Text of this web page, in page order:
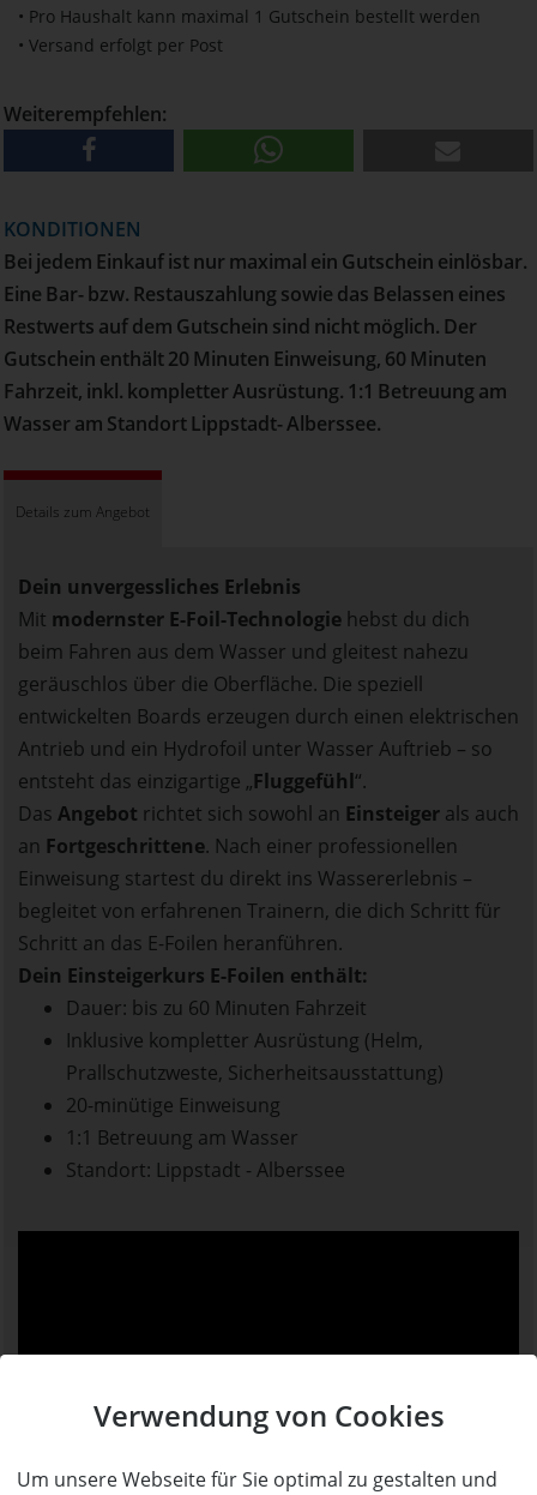
Verwendung von Cookies
Um unsere Webseite für Sie optimal zu gestalten und
• Pro Haushalt kann maximal 1 Gutschein bestellt werden
• Versand erfolgt per Post
Weiterempfehlen:
KONDITIONEN
Bei jedem Einkauf ist nur maximal ein Gutschein einlösbar.
Eine Bar- bzw. Restauszahlung sowie das Belassen eines
Restwerts auf dem Gutschein sind nicht möglich. Der
Gutschein enthält 20 Minuten Einweisung, 60 Minuten
Fahrzeit, inkl. kompletter Ausrüstung. 1:1 Betreuung am
Wasser am Standort Lippstadt- Alberssee.
Details zum Angebot
Dein unvergessliches Erlebnis
Mit modernster E-Foil-Technologie hebst du dich
beim Fahren aus dem Wasser und gleitest nahezu
geräuschlos über die Oberfläche. Die speziell
entwickelten Boards erzeugen durch einen elektrischen
Antrieb und ein Hydrofoil unter Wasser Auftrieb – so
entsteht das einzigartige „Fluggefühl“.
Das Angebot richtet sich sowohl an Einsteiger als auch
an Fortgeschrittene. Nach einer professionellen
Einweisung startest du direkt ins Wassererlebnis –
begleitet von erfahrenen Trainern, die dich Schritt für
Schritt an das E-Foilen heranführen.
Dein Einsteigerkurs E-Foilen enthält:
Dauer: bis zu 60 Minuten Fahrzeit
Inklusive kompletter Ausrüstung (Helm,
Prallschutzweste, Sicherheitsausstattung)
20-minütige Einweisung
1:1 Betreuung am Wasser
Standort: Lippstadt - Alberssee